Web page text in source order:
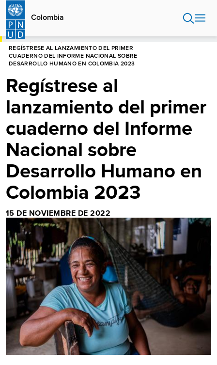
Pasar
contenido
principal
Colombia
HOME
REGÍSTRESE AL LANZAMIENTO DEL PRIMER
CUADERNO DEL INFORME NACIONAL SOBRE
DESARROLLO HUMANO EN COLOMBIA 2023
Regístrese al
lanzamiento del primer
cuaderno del Informe
Nacional sobre
Desarrollo Humano en
Colombia 2023
15 DE NOVIEMBRE DE 2022